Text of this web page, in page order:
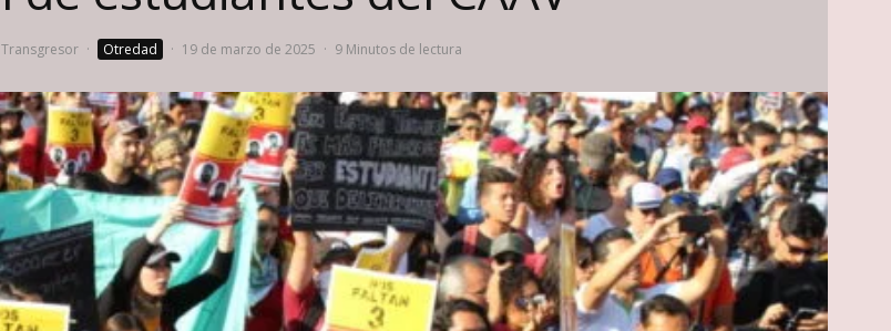
· Otredad · 19 de marzo de 2025 · 9 Minutos de lectura